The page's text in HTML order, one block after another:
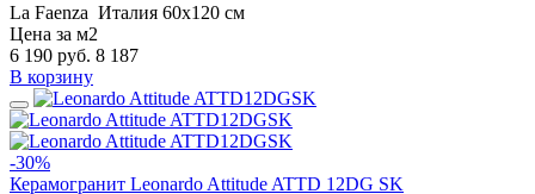
La Faenza Италия 60x120 см
Цена за м2
6 190 руб. 8 187
В корзину
-30%
Керамогранит Leonardo Attitude ATTD 12DG SK